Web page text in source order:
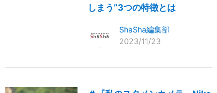
しまう”3つの特徴とは
ShaSha編集部
2023/11/23